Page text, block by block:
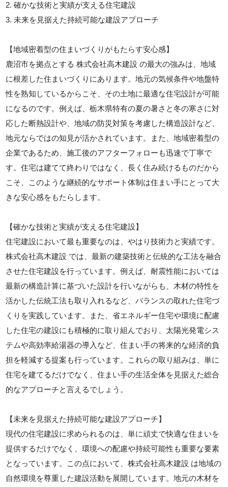
2. 確かな技術と実績が支える住宅建設
3. 未来を見据えた持続可能な建設アプローチ
【地域密着型の住まいづくりがもたらす安心感】
鹿沼市を拠点とする 株式会社高木建設 の最大の強みは、地域
に根差した住まいづくりにあります。地元の気候条件や地盤特
性を熟知しているからこそ、その土地に最適な住宅設計が可能
になるのです。例えば、栃木県特有の夏の暑さと冬の寒さに対
応した断熱設計や、地域の防災対策を考慮した構造設計など、
地元ならではの知見が活かされています。また、地域密着型の
企業であるため、施工後のアフターフォローも迅速で丁寧で
す。住宅は建てて終わりではなく、長く住み続けるものだから
こそ、このような継続的なサポート体制は住まい手にとって大
きな安心感をもたらします。
【確かな技術と実績が支える住宅建設】
住宅建設において最も重要なのは、やはり技術力と実績です。
株式会社高木建設 では、最新の建築技術と伝統的な工法を融合
させた住宅建設を行っています。例えば、耐震性能においては
最新の構造計算に基づいた設計を行いながらも、木材の特性を
活かした伝統工法も取り入れるなど、バランスの取れた住宅づ
くりを実践しています。また、省エネルギー住宅や環境に配慮
した住宅の建設にも積極的に取り組んでおり、太陽光発電シス
テムや高効率給湯器の導入など、住まい手の将来的な経済的負
担を軽減する提案も行っています。これらの取り組みは、単に
住宅を建てるだけでなく、住まい手の生活全体を見据えた総合
的なアプローチと言えるでしょう。
【未来を見据えた持続可能な建設アプローチ】
現代の住宅建設に求められるのは、単に頑丈で快適な住まいを
提供するだけでなく、環境への配慮や持続可能性も重要な要素
となっています。この点において、株式会社高木建設 は地域の
自然環境を尊重した建設活動を展開しています。地元の木材を